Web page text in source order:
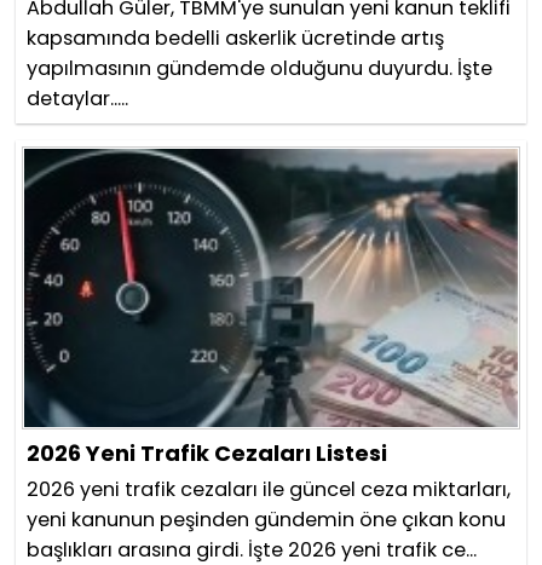
Abdullah Güler, TBMM'ye sunulan yeni kanun teklifi
kapsamında bedelli askerlik ücretinde artış
yapılmasının gündemde olduğunu duyurdu. İşte
detaylar.....
2026 Yeni Trafik Cezaları Listesi
2026 yeni trafik cezaları ile güncel ceza miktarları,
yeni kanunun peşinden gündemin öne çıkan konu
başlıkları arasına girdi. İşte 2026 yeni trafik ce...